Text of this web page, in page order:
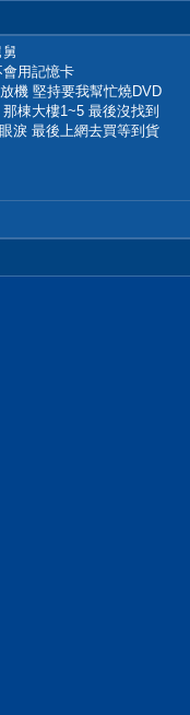
用記憶卡
機 堅持要我幫忙燒DVD
棟大樓1~5 最後沒找到
淚 最後上網去買等到貨